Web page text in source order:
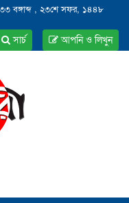
বঙ্গাব্দ , ২৩শে সফর, ১৪৪৮
আপনি ও লিখুন
সার্চ